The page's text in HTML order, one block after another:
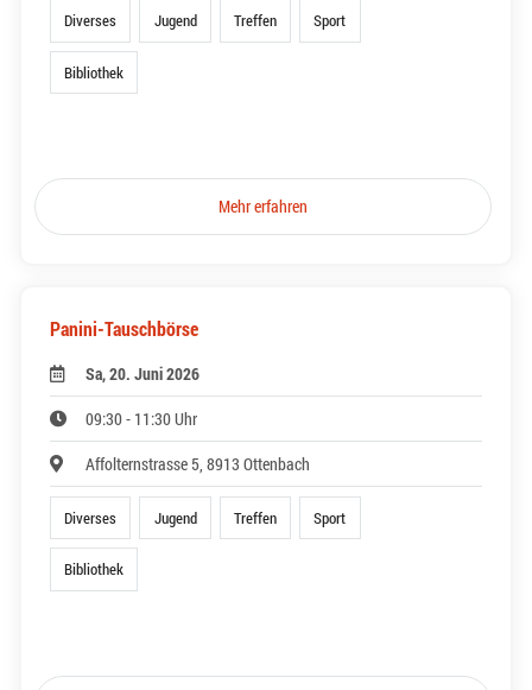
Diverses Jugend Treffen Sport
Bibliothek
Mehr erfahren
Panini-Tauschbörse
Sa, 20. Juni 2026
09:30 - 11:30 Uhr
Affolternstrasse 5, 8913 Ottenbach
Diverses Jugend Treffen Sport
Bibliothek